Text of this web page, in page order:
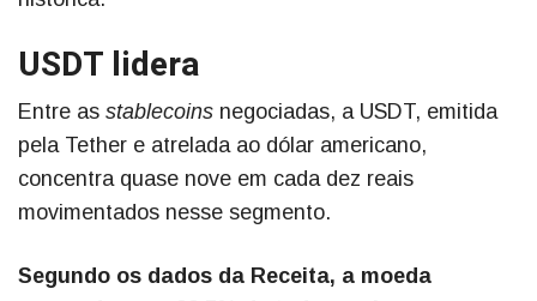
USDT lidera
Entre as stablecoins negociadas, a USDT, emitida
pela Tether e atrelada ao dólar americano,
concentra quase nove em cada dez reais
movimentados nesse segmento.
Segundo os dados da Receita, a moeda